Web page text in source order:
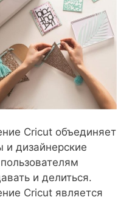
Cricut объединяет
дизайнерские
и делиться.
Cricut является